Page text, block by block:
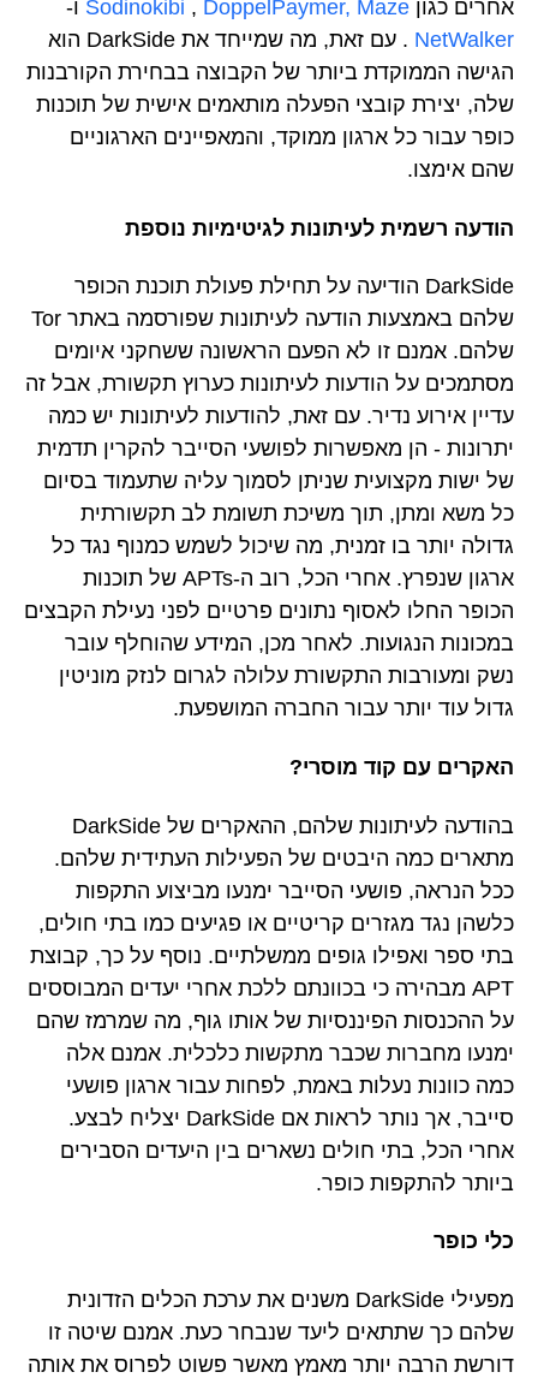
אחרים כגון
Sodinokibi , DoppelPaymer, Maze
ו-
NetWalker
. עם זאת, מה שמייחד את DarkSide הוא
הגישה הממוקדת ביותר של הקבוצה בבחירת הקורבנות
שלה, יצירת קובצי הפעלה מותאמים אישית של תוכנות
כופר עבור כל ארגון ממוקד, והמאפיינים הארגוניים
שהם אימצו.
הודעה רשמית לעיתונות לגיטימיות נוספת
DarkSide הודיעה על תחילת פעולת תוכנת הכופר
שלהם באמצעות הודעה לעיתונות שפורסמה באתר Tor
שלהם. אמנם זו לא הפעם הראשונה ששחקני איומים
מסתמכים על הודעות לעיתונות כערוץ תקשורת, אבל זה
עדיין אירוע נדיר. עם זאת, להודעות לעיתונות יש כמה
יתרונות - הן מאפשרות לפושעי הסייבר להקרין תדמית
של ישות מקצועית שניתן לסמוך עליה שתעמוד בסיום
כל משא ומתן, תוך משיכת תשומת לב תקשורתית
גדולה יותר בו זמנית, מה שיכול לשמש כמנוף נגד כל
ארגון שנפרץ. אחרי הכל, רוב ה-APTs של תוכנות
הכופר החלו לאסוף נתונים פרטיים לפני נעילת הקבצים
במכונות הנגועות. לאחר מכן, המידע שהוחלף עובר
נשק ומעורבות התקשורת עלולה לגרום לנזק מוניטין
גדול עוד יותר עבור החברה המושפעת.
האקרים עם קוד מוסרי?
בהודעה לעיתונות שלהם, ההאקרים של DarkSide
מתארים כמה היבטים של הפעילות העתידית שלהם.
ככל הנראה, פושעי הסייבר ימנעו מביצוע התקפות
כלשהן נגד מגזרים קריטיים או פגיעים כמו בתי חולים,
בתי ספר ואפילו גופים ממשלתיים. נוסף על כך, קבוצת
APT מבהירה כי בכוונתם ללכת אחרי יעדים המבוססים
על ההכנסות הפיננסיות של אותו גוף, מה שמרמז שהם
ימנעו מחברות שכבר מתקשות כלכלית. אמנם אלה
כמה כוונות נעלות באמת, לפחות עבור ארגון פושעי
סייבר, אך נותר לראות אם DarkSide יצליח לבצע.
אחרי הכל, בתי חולים נשארים בין היעדים הסבירים
ביותר להתקפות כופר.
כלי כופר
מפעילי DarkSide משנים את ערכת הכלים הזדונית
שלהם כך שתתאים ליעד שנבחר כעת. אמנם שיטה זו
דורשת הרבה יותר מאמץ מאשר פשוט לפרוס את אותה